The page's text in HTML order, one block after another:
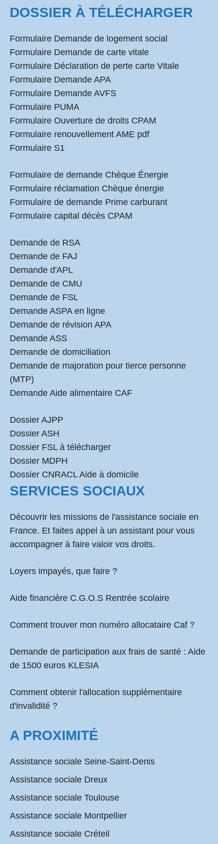
DOSSIER À TÉLÉCHARGER
Formulaire Demande de logement social
Formulaire Demande de carte vitale
Formulaire Déclaration de perte carte Vitale
Formulaire Demande APA
Formulaire Demande AVFS
Formulaire PUMA
Formulaire Ouverture de droits CPAM
Formulaire renouvellement AME pdf
Formulaire S1
Formulaire de demande Chèque Énergie
Formulaire réclamation Chèque énergie
Formulaire de demande Prime carburant
Formulaire capital décès CPAM
Demande de RSA
Demande de FAJ
Demande d'APL
Demande de CMU
Demande de FSL
Demande ASPA en ligne
Demande de révision APA
Demande ASS
Demande de domiciliation
Demande de majoration pour tierce personne
(MTP)
Demande Aide alimentaire CAF
Dossier AJPP
Dossier ASH
Dossier FSL à télécharger
Dossier MDPH
Dossier CNRACL Aide à domicile
SERVICES SOCIAUX
Découvrir les missions de l'assistance sociale en
France. Et faites appel à un assistant pour vous
accompagner à faire valoir vos droits.
Loyers impayés, que faire ?
Aide financière C.G.O.S Rentrée scolaire
Comment trouver mon numéro allocataire Caf ?
Demande de participation aux frais de santé : Aide
de 1500 euros KLESIA
Comment obtenir l'allocation supplémentaire
d'invalidité ?
A PROXIMITÉ
Assistance sociale Seine-Saint-Denis
Assistance sociale Dreux
Assistance sociale Toulouse
Assistance sociale Montpellier
Assistance sociale Créteil